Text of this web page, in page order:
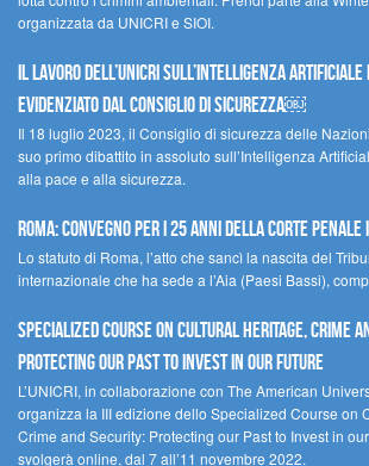
organizzata da UNICRI e SIOI.
Il lavoro dell’UNICRI sull’intelligenza
evidenziato dal Consiglio di Sicurezza￼
Il 18 luglio 2023, il Consiglio di sicurezza delle
suo primo dibattito in assoluto sull’Intelligenza
alla pace e alla sicurezza.
Roma: convegno per i 25 anni della Corte
Lo statuto di Roma, l’atto che sancì la nascita del
internazionale che ha sede a l’Aia (Paesi Bassi),
Specialized Course on Cultural Heritage, Crime
Protecting our Past to Invest in our Future
L’UNICRI, in collaborazione con The American
organizza la III edizione dello Specialized Course on
Crime and Security: Protecting our Past to Invest in
svolgerà online, dal 7 all’11 novembre 2022.